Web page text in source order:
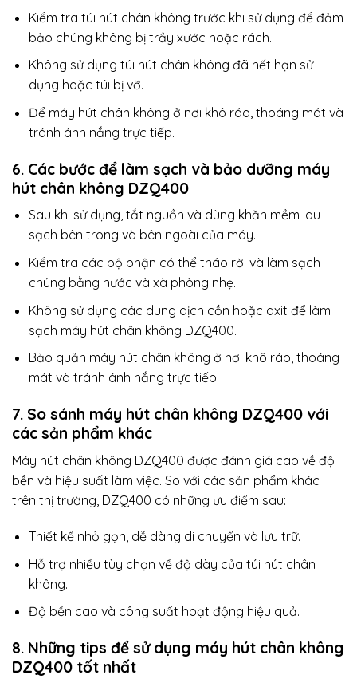
Kiểm tra túi hút chân không trước khi sử dụng để đảm
bảo chúng không bị trầy xước hoặc rách.
Không sử dụng túi hút chân không đã hết hạn sử
dụng hoặc túi bị vỡ.
Để máy hút chân không ở nơi khô ráo, thoáng mát và
tránh ánh nắng trực tiếp.
6. Các bước để làm sạch và bảo dưỡng máy
hút chân không DZQ400
Sau khi sử dụng, tắt nguồn và dùng khăn mềm lau
sạch bên trong và bên ngoài của máy.
Kiểm tra các bộ phận có thể tháo rời và làm sạch
chúng bằng nước và xà phòng nhẹ.
Không sử dụng các dung dịch cồn hoặc axit để làm
sạch máy hút chân không DZQ400.
Bảo quản máy hút chân không ở nơi khô ráo, thoáng
mát và tránh ánh nắng trực tiếp.
7. So sánh máy hút chân không DZQ400 với
các sản phẩm khác
Máy hút chân không DZQ400 được đánh giá cao về độ
bền và hiệu suất làm việc. So với các sản phẩm khác
trên thị trường, DZQ400 có những ưu điểm sau:
Thiết kế nhỏ gọn, dễ dàng di chuyển và lưu trữ.
Hỗ trợ nhiều tùy chọn về độ dày của túi hút chân
không.
Độ bền cao và công suất hoạt động hiệu quả.
8. Những tips để sử dụng máy hút chân không
DZQ400 tốt nhất